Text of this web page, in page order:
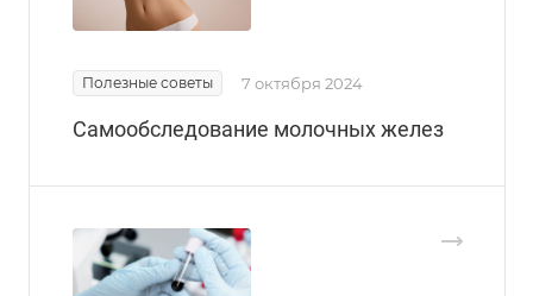
Полезные советы 7 октября 2024
Самообследование молочных желез